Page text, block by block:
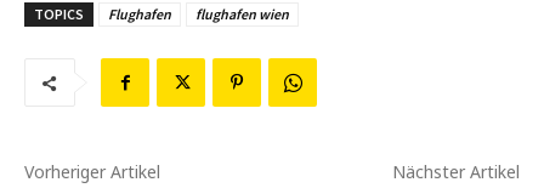
TOPICS Flughafen flughafen wien
Vorheriger Artikel Nächster Artikel